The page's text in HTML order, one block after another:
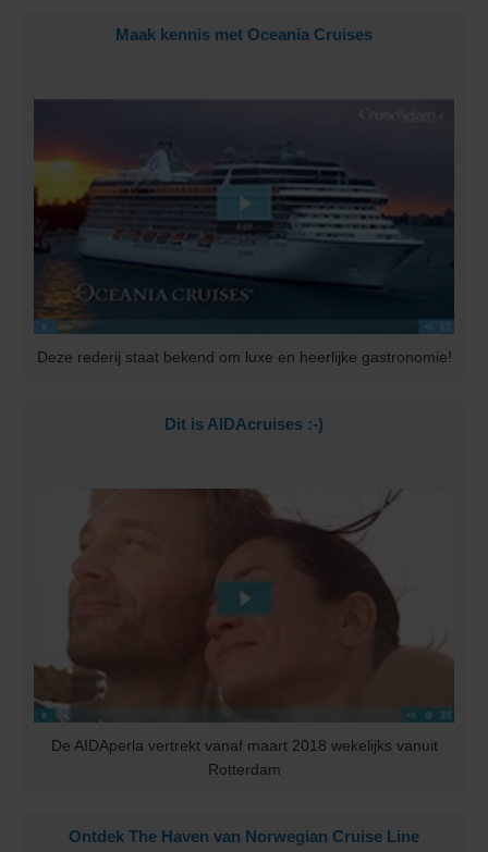
Maak kennis met Oceania Cruises
Deze rederij staat bekend om luxe en heerlijke gastronomie!
Dit is AIDAcruises :-)
De AIDAperla vertrekt vanaf maart 2018 wekelijks vanuit
Rotterdam
Ontdek The Haven van Norwegian Cruise Line